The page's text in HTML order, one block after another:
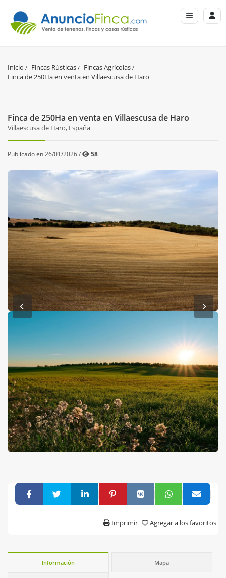
Inicio Fincas Rústicas
Fincas Agrícolas
Finca de 250Ha en venta en Villaescusa de Haro
Finca de 250Ha en venta en Villaescusa de Haro
Villaescusa de Haro, España
Publicado en 26/01/2026 / 58
Agregar a los favoritos
Imprimir
Información Mapa